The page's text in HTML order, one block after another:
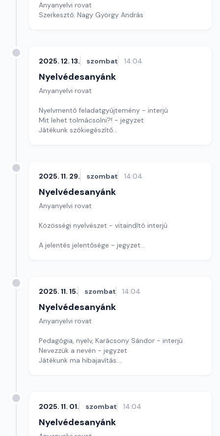
Anyanyelvi rovat
Szerkesztő: Nagy György András
2025. 12. 13. szombat 14:04
Nyelvédesanyánk
Anyanyelvi rovat
Nyelvmentő feladatgyűjtemény - interjú
Mit lehet tolmácsolni?! - jegyzet
Játékunk szókiegészítő
2025. 11. 29. szombat 14:04
Nyelvédesanyánk
Anyanyelvi rovat
Közösségi nyelvészet - vitaindító interjú
A jelentés jelentősége - jegyzet
2025. 11. 15. szombat 14:04
Nyelvédesanyánk
Anyanyelvi rovat
Pedagógia, nyelv, Karácsony Sándor - interjú
Nevezzük a nevén - jegyzet
Játékunk ma hibajavítás.
2025. 11. 01. szombat 14:04
Nyelvédesanyánk